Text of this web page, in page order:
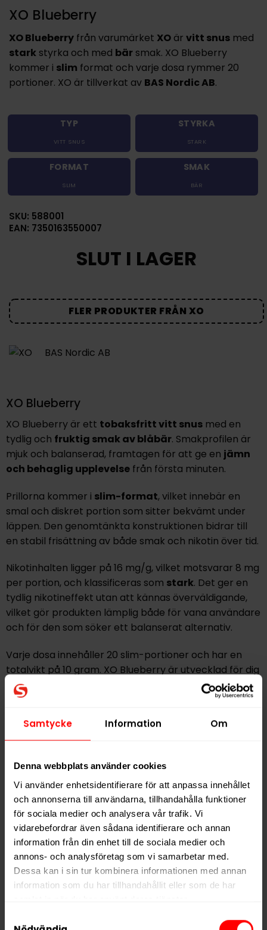
Samtycke Information Om
Denna webbplats använder cookies
Vi använder enhetsidentifierare för att anpassa innehållet
och annonserna till användarna, tillhandahålla funktioner
för sociala medier och analysera vår trafik. Vi
vidarebefordrar även sådana identifierare och annan
information från din enhet till de sociala medier och
annons- och analysföretag som vi samarbetar med.
Dessa kan i sin tur kombinera informationen med annan
information som du har tillhandahållit eller som de har
We work with who may receive and
XO Blueberry
XO Blueberry från varumärket XO är vitt snus med
stark styrka och med bär smak. XO Blueberry
kommer i slim format och varje dosa rymmer 20
portioner. XO är tillverkat av BAS Nordic AB.
TYP
VITT SNUS
STYRKA
STARK
FORMAT
SLIM
SMAK
BÄR
SKU: 588001
EAN: 7350163550007
SLUT I LAGER
FLER PRODUKTER FRÅN XO
BAS Nordic AB
XO Blueberry
XO Blueberryär ett tobaksfritt vitt snusmed en
tydlig och fruktig smak av blåbär. Smakprofilen är
mjuk och balanserad, framtagen för att ge en jämn
och behaglig upplevelsefrån första minuten.
Prillorna kommer i slim-format, vilket innebär en
smal och diskret portion som sitter bekvämt under
läppen. Den genomtänkta konstruktionen bidrar till
en stabil frisättning av både smak och nikotin över tid.
Nikotinhalten ligger på 16 mg/g, vilket motsvarar 8 mg
per portion, och klassificeras som stark. Det ger en
tydlig nikotineffekt utan att kännas överväldigande,
vilket gör produkten lämplig både för vana användare
och för den som söker ett balanserat alternativ.
Varje dosa innehåller 20 slim-portioner och har en
totalvikt på 10 gram. XO Blueberry är utvecklad för dig
som vill ha ett tobaksfritt vitt snus med
fruktig
karaktär, diskret format och pålitlig styrka.
Hitta alla produkter från
Alla produkter med smakenBär
PRODUKTINFORMATION
Smak
Bär
Format
Slim
Styrka
Stark